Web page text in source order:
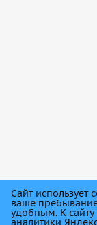
Сайт использует
ваше
удобным. К
аналитики